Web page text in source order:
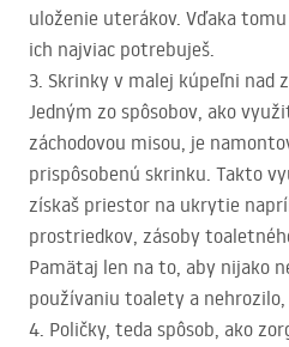
uloženie uterákov. Vďaka
ich najviac potrebuješ.
3. Skrinky v malej kúpeľni nad
Jedným zo spôsobov, ako
záchodovou misou, je
prispôsobenú skrinku. Takto
získaš priestor na ukrytie
prostriedkov, zásoby
Pamätaj len na to, aby nijako
používaniu toalety a nehrozilo,
4. Poličky, teda spôsob, ako